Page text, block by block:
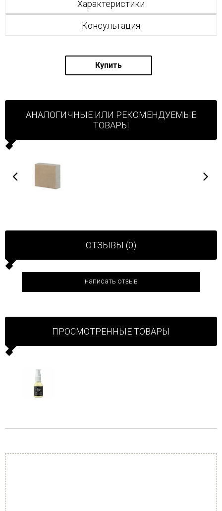
Характеристики
Консультация
Купить
АНАЛОГИЧНЫЕ ИЛИ РЕКОМЕНДУЕМЫЕ
ТОВАРЫ
ОТЗЫВЫ (0)
написать отзыв
ПРОСМОТРЕННЫЕ ТОВАРЫ